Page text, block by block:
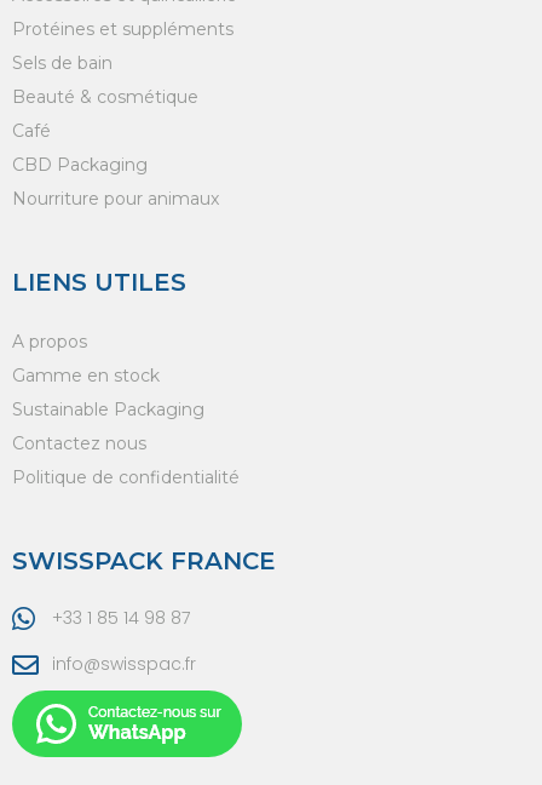
Protéines et suppléments
Sels de bain
Beauté & cosmétique
Café
CBD Packaging
Nourriture pour animaux
LIENS UTILES
A propos
Gamme en stock
Sustainable Packaging
Contactez nous
Politique de confidentialité
SWISSPACK FRANCE
+33 1 85 14 98 87
info@swisspac.fr